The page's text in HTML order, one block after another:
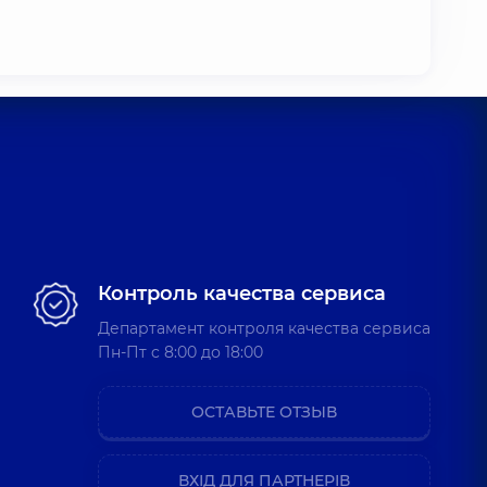
Контроль качества сервиса
Департамент контроля качества сервиса
Пн-Пт c 8:00 до 18:00
ОСТАВЬТЕ ОТЗЫВ
ВХІД ДЛЯ ПАРТНЕРІВ